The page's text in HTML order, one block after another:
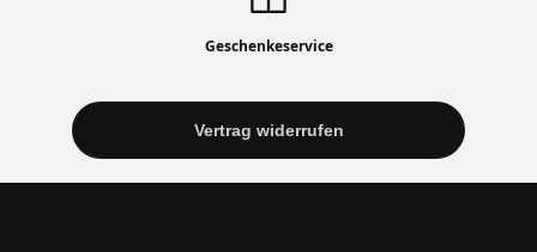
Geschenkeservice
Vertrag widerrufen